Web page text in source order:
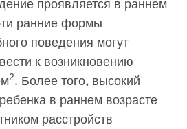
проявляется в раннем
ранние формы
поведения могут
к возникновению
2. Более того, высокий
в раннем возрасте
расстройств